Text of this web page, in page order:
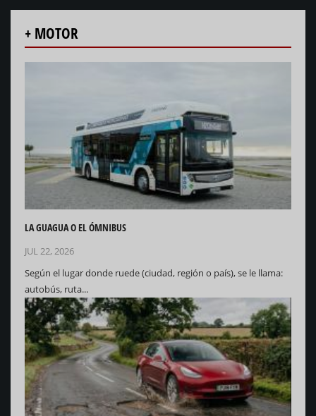
+ MOTOR
LA GUAGUA O EL ÓMNIBUS
JUL 22, 2026
Según el lugar donde ruede (ciudad, región o país), se le llama:
autobús, ruta...